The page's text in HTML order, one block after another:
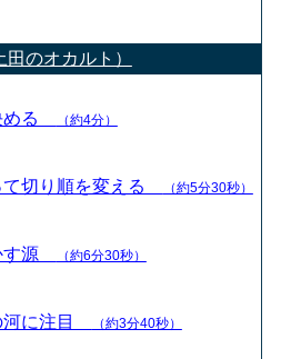
のオカルト）
める （約4分）
て切り順を変える （約5分30秒）
す源 （約6分30秒）
河に注目 （約3分40秒）